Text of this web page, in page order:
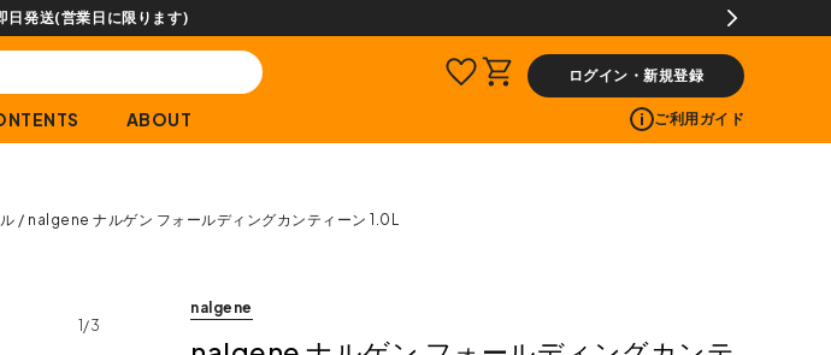
【会員限定】交換送料片道無料サービス
ログイン・新規登録
ABOUT ご利用ガイド
nalgene ナルゲン フォールディングカンティーン 1.0L
1/3
nalgene